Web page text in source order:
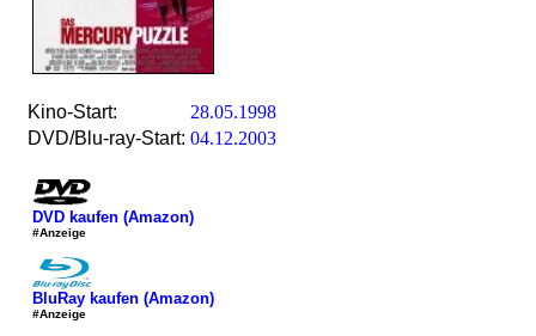
Kino-Start:
28.05.1998
DVD/Blu-ray-Start: 04.12.2003
DVD kaufen (Amazon)
#Anzeige
BluRay kaufen (Amazon)
#Anzeige